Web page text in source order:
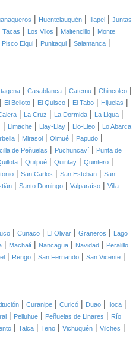
| Huentelauquén | Illapel | Juntas
Tacas | Los Vilos | Maitencillo | Monte
Pisco Elqui | Punitaqui | Salamanca |
| Casablanca | Catemu | Chincolco |
| El Belloto | El Quisco | El Tabo | Hijuelas |
| La Cruz | La Dormida | La Ligua |
| Limache | Llay-Llay | Llo-Lleo | Lo Abarca
| Mirasol | Olmué | Papudo |
de Peñuelas | Puchuncaví | Punta de
| Quilpué | Quintay | Quintero |
| San Carlos | San Esteban | San
| Santo Domingo | Valparaíso | Villa
| Cunaco | El Olivar | Graneros |
Lago
| Machalí | Nancagua | Navidad | Peralillo
| Rengo | San Fernando | San Vicente |
| Curanipe | Curicó | Duao | Iloca |
| Pelluhue | Peñuelas de Linares | Río
| Talca | Teno | Vichuquén | Vilches |